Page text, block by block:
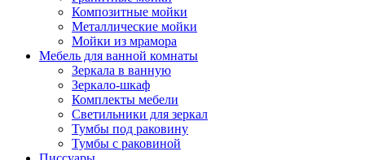
Композитные мойки
Металлические мойки
Мойки из мрамора
Мебель для ванной комнаты
Зеркала в ванную
Зеркало-шкаф
Комплекты мебели
Светильники для зеркал
Тумбы под раковину
Тумбы с раковиной